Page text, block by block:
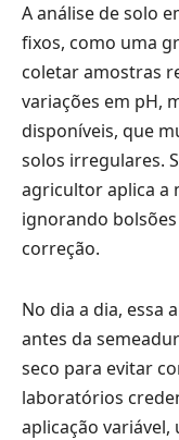
A análise de solo
fixos, como uma
coletar amostras
variações em pH,
disponíveis, que
solos irregulares.
agricultor aplica a
ignorando
correção.
No dia a dia, essa
antes da
seco para evitar
laboratórios
aplicação variável,